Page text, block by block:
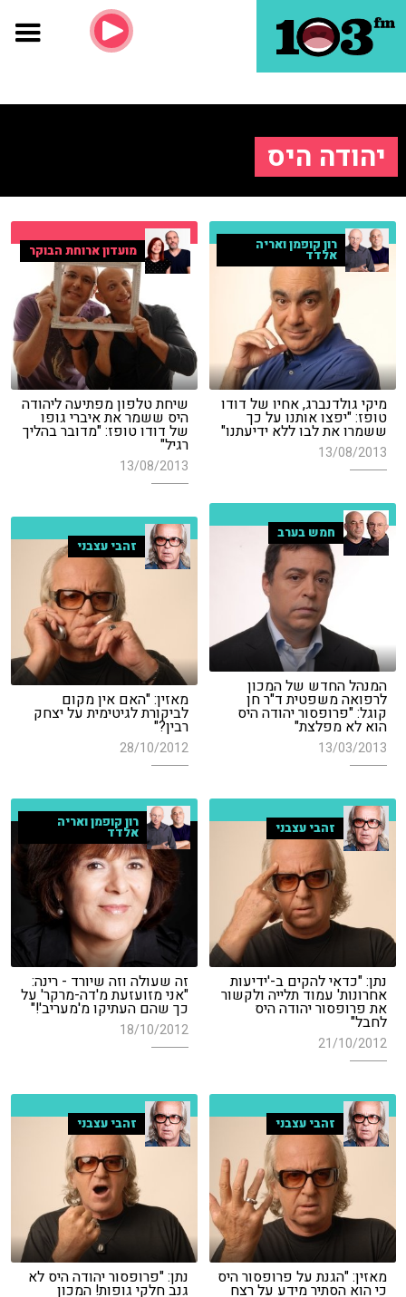
יהודה היס
רון קופמן ואריה
אלדד
מיקי גולדנברג, אחיו של דודו
טופז: "יפצו אותנו על כך
ששמרו את לבו ללא ידיעתנו"
13/08/2013
מועדון ארוחת הבוקר
שיחת טלפון מפתיעה ליהודה
היס ששמר את איברי גופו
של דודו טופז: "מדובר בהליך
רגיל"
13/08/2013
חמש בערב
המנהל החדש של המכון
לרפואה משפטית ד"ר חן
קוגל: "פרופסור יהודה היס
הוא לא מפלצת"
13/03/2013
זהבי עצבני
מאזין: "האם אין מקום
לביקורת לגיטימית על יצחק
רבין?"
28/10/2012
זהבי עצבני
נתן: "כדאי להקים ב-'ידיעות
אחרונות' עמוד תלייה ולקשור
את פרופסור יהודה היס
לחבל"
21/10/2012
רון קופמן ואריה
אלדד
זה שעולה וזה שיורד - רינה:
"אני מזועזעת מ'דה-מרקר' על
כך שהם העתיקו מ'מעריב'!"
18/10/2012
זהבי עצבני
מאזין: "הגנת על פרופסור היס
כי הוא הסתיר מידע על רצח
זהבי עצבני
נתן: "פרופסור יהודה היס לא
גנב חלקי גופות! המכון